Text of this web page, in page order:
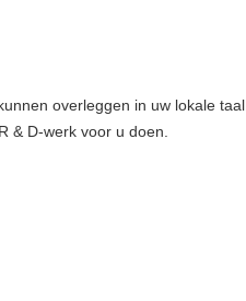
overleggen in uw lokale taal.
& D-werk voor u doen.